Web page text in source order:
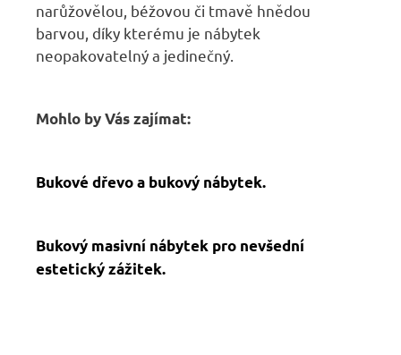
narůžovělou, béžovou či tmavě hnědou
barvou, díky kterému je nábytek
neopakovatelný a jedinečný.
Mohlo by Vás zajímat:
Bukové dřevo a bukový nábytek.
Bukový masivní nábytek pro nevšední
estetický zážitek.